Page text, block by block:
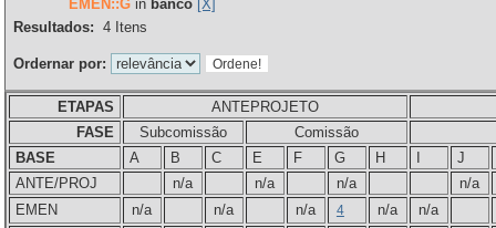
EMEN::Gin banco [X]
Resultados: 4Itens
Ordernar por:
ETAPAS
ANTEPROJETO
FASE
Subcomissão
Comissão
BASE
A B C E F G H
J
ANTE/PROJ
n/a n/a n/a
n/a
EMEN
n/a n/a n/a 4 n/a
n/a